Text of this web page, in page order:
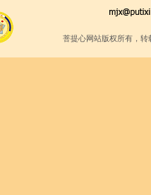
菩提心网站版权所有，